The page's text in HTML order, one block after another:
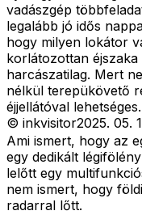
vadászgép
legalább jó idős
hogy milyen lokátor
korlátozottan
harcászatilag. Mert
nélkül terepükövető
éjjellátóval lehetséges.
© inkvisitor2025. 05.
Ami ismert, hogy az
egy dedikált
lelőtt egy
nem ismert, hogy
radarral lőtt.